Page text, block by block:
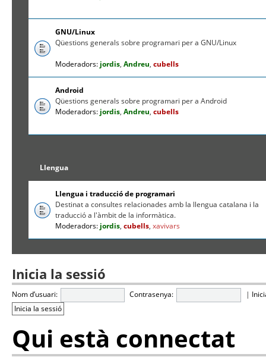
GNU/Linux
Qüestions generals sobre programari per a GNU/Linux
Moderadors: jordis,Andreu,cubells
Android
Qüestions generals sobre programari per a Android
Moderadors: jordis,Andreu,cubells
Llengua
Llengua i traducció de programari
Destinat a consultes relacionades amb la llengua catalana i la
traducció a l'àmbit de la informàtica.
Moderadors: jordis,cubells,xavivars
Inicia la sessió
Nom d’usuari: Contrasenya: |
Qui està connectat